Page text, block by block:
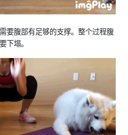
要腹部有足够的支撑。整个过程腹
下塌。